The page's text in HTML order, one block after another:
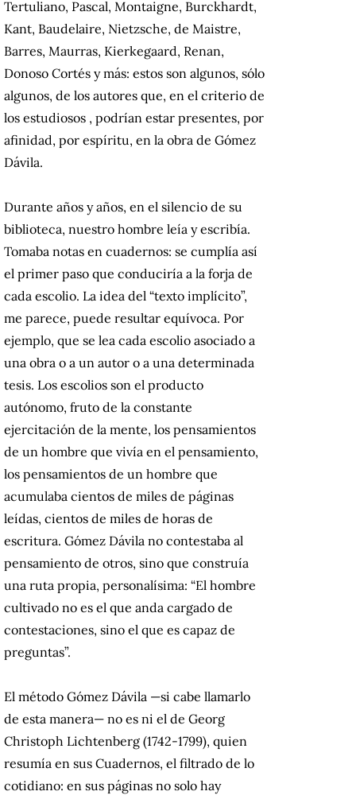
Tertuliano, Pascal, Montaigne, Burckhardt,
Kant, Baudelaire, Nietzsche, de Maistre,
Barres, Maurras, Kierkegaard, Renan,
Donoso Cortés y más: estos son algunos, sólo
algunos, de los autores que, en el criterio de
los estudiosos , podrían estar presentes, por
afinidad, por espíritu, en la obra de Gómez
Dávila.
Durante años y años, en el silencio de su
biblioteca, nuestro hombre leía y escribía.
Tomaba notas en cuadernos: se cumplía así
el primer paso que conduciría a la forja de
cada escolio. La idea del “texto implícito”,
me parece, puede resultar equívoca. Por
ejemplo, que se lea cada escolio asociado a
una obra o a un autor o a una determinada
tesis. Los escolios son el producto
autónomo, fruto de la constante
ejercitación de la mente, los pensamientos
de un hombre que vivía en el pensamiento,
los pensamientos de un hombre que
acumulaba cientos de miles de páginas
leídas, cientos de miles de horas de
escritura. Gómez Dávila no contestaba al
pensamiento de otros, sino que construía
una ruta propia, personalísima: “El hombre
cultivado no es el que anda cargado de
contestaciones, sino el que es capaz de
preguntas”.
El método Gómez Dávila —si cabe llamarlo
de esta manera— no es ni el de Georg
Christoph Lichtenberg (1742-1799), quien
resumía en sus Cuadernos, el filtrado de lo
cotidiano: en sus páginas no solo hay